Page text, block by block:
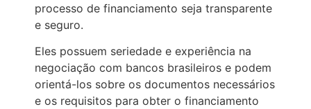
processo de financiamento seja transparente
e seguro.
Eles possuem seriedade e experiência na
negociação com bancos brasileiros e podem
orientá-los sobre os documentos necessários
e os requisitos para obter o financiamento